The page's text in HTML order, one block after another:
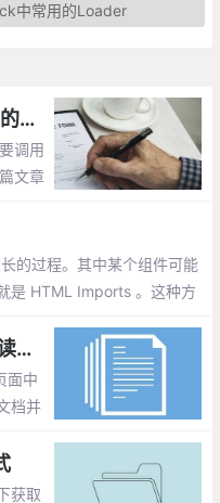
中常用的Loader
在js文件中引入另一个js文件的实现方法总汇
调用
文章
的过程。其中某个组件可能
是 HTML Imports 。这种方
使用HTML5来实现本地文件读取和写入
面中
档并
并
获取